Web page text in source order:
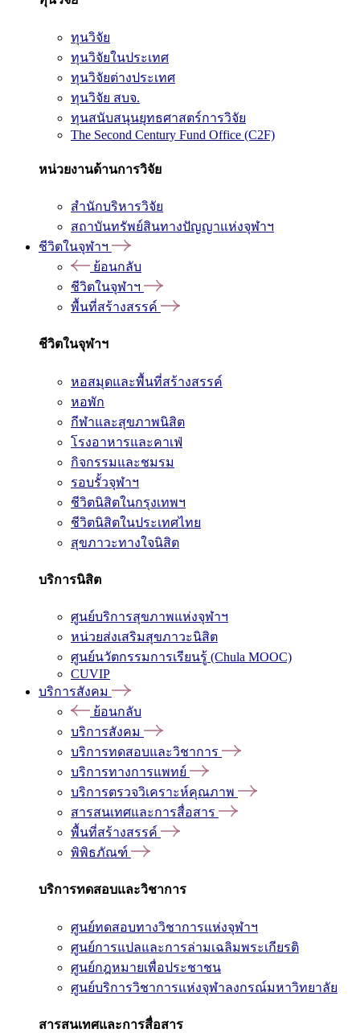
ทุนวิจัย
ทุนวิจัยในประเทศ
ทุนวิจัยต่างประเทศ
ทุนวิจัย สบจ.
ทุนสนับสนุนยุทธศาสตร์การวิจัย
The Second Century Fund Office (C2F)
หน่วยงานด้านการวิจัย
สำนักบริหารวิจัย
สถาบันทรัพย์สินทางปัญญาแห่งจุฬาฯ
ชีวิตในจุฬาฯ
ย้อนกลับ
ชีวิตในจุฬาฯ
พื้นที่สร้างสรรค์
ชีวิตในจุฬาฯ
หอสมุดและพื้นที่สร้างสรรค์
หอพัก
กีฬาและสุขภาพนิสิต
โรงอาหารและคาเฟ่
กิจกรรมและชมรม
รอบรั้วจุฬาฯ
ชีวิตนิสิตในกรุงเทพฯ
ชีวิตนิสิตในประเทศไทย
สุขภาวะทางใจนิสิต
บริการนิสิต
ศูนย์บริการสุขภาพแห่งจุฬาฯ
หน่วยส่งเสริมสุขภาวะนิสิต
ศูนย์นวัตกรรมการเรียนรู้ (Chula MOOC)
CUVIP
บริการสังคม
ย้อนกลับ
บริการสังคม
บริการทดสอบและวิชาการ
บริการทางการแพทย์
บริการตรวจวิเคราะห์คุณภาพ
สารสนเทศและการสื่อสาร
พื้นที่สร้างสรรค์
พิพิธภัณฑ์
บริการทดสอบและวิชาการ
ศูนย์ทดสอบทางวิชาการแห่งจุฬาฯ
ศูนย์การแปลและการล่ามเฉลิมพระเกียรติ
ศูนย์กฎหมายเพื่อประชาชน
ศูนย์บริการวิชาการแห่งจุฬาลงกรณ์มหาวิทยาลัย
สารสนเทศและการสื่อสาร